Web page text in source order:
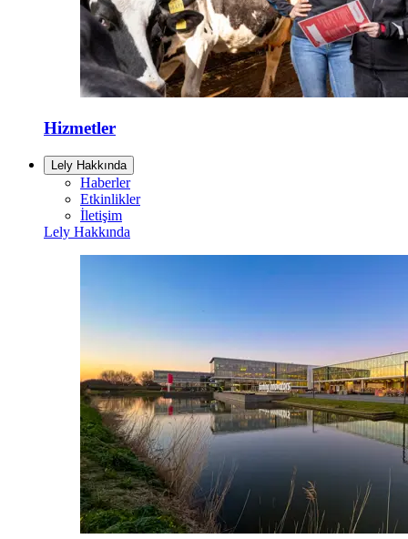
Hizmetler
Lely Hakkında
Haberler
Etkinlikler
İletişim
Lely Hakkında